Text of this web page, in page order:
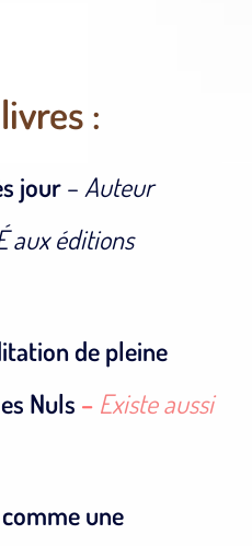
:
jour– Auteur
aux éditions
de pleine
Nuls – Existe aussi
une